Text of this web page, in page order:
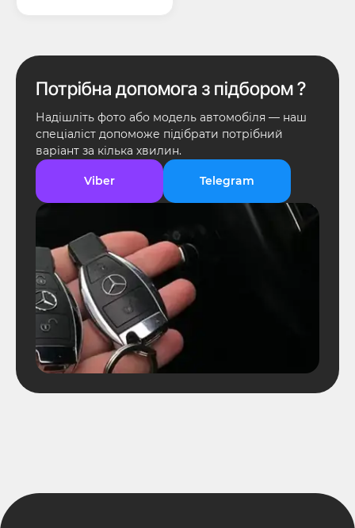
Потрібна допомога з підбором ?
Надішліть фото або модель автомобіля — наш
спеціаліст допоможе підібрати потрібний
варіант за кілька хвилин.
Viber Telegram